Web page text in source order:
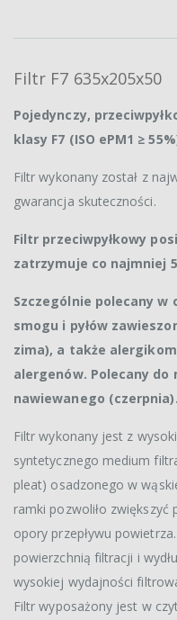
Filtr F7 635x205x50
Pojedynczy,
klasy F7 (ISO ePM1 ≥
Filtr wykonany został z
gwarancja skuteczności.
Filtr przeciwpyłkowy
zatrzymuje co najmniej
Szczególnie polecany w
smogu i pyłów
zima), a także
alergenów. Polecany
nawiewanego (czerpnia).
Filtr wykonany jest z
syntetycznego medium
pleat) osadzonego w
ramki pozwoliło
opory przepływu
powierzchnią filtracji i
wysokiej wydajności
Filtr wyposażony jest w